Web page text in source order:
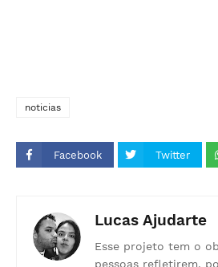
noticias
Facebook Twitter
Lucas Ajudarte
Esse projeto tem o
pessoas refletirem,